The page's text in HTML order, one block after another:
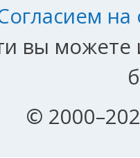
вы можете
©